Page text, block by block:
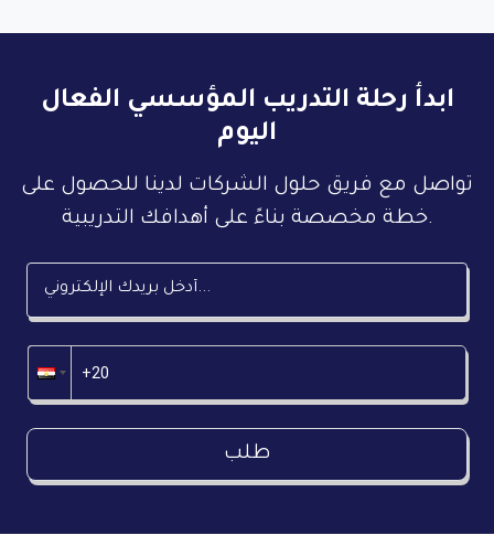
ابدأ رحلة التدريب المؤسسي الفعال
اليوم
تواصل مع فريق حلول الشركات لدينا للحصول على
خطة مخصصة بناءً على أهدافك التدريبية.
طلب